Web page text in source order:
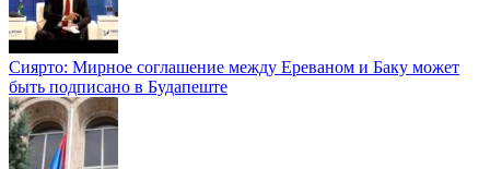
Сиярто: Мирное соглашение между Ереваном и Баку может
быть подписано в Будапеште